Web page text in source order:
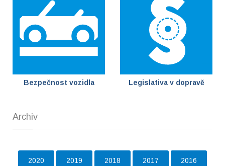
Bezpečnost vozidla Legislativa v dopravě
Archiv
2020 2019 2018 2017 2016